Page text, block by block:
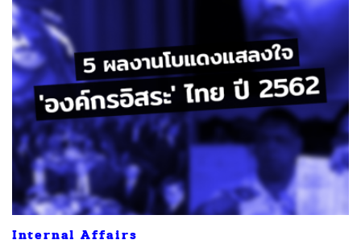
Internal Affairs